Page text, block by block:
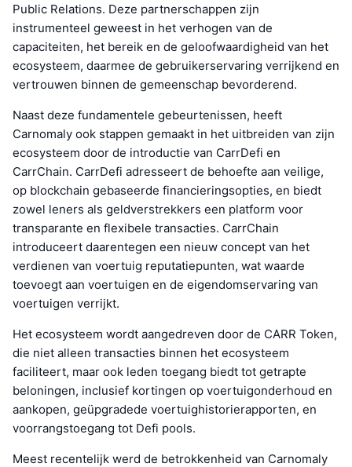
Public Relations. Deze partnerschappen zijn
instrumenteel geweest in het verhogen van de
capaciteiten, het bereik en de geloofwaardigheid van het
ecosysteem, daarmee de gebruikerservaring verrijkend en
vertrouwen binnen de gemeenschap bevorderend.
Naast deze fundamentele gebeurtenissen, heeft
Carnomaly ook stappen gemaakt in het uitbreiden van zijn
ecosysteem door de introductie van CarrDefi en
CarrChain. CarrDefi adresseert de behoefte aan veilige,
op blockchain gebaseerde financieringsopties, en biedt
zowel leners als geldverstrekkers een platform voor
transparante en flexibele transacties. CarrChain
introduceert daarentegen een nieuw concept van het
verdienen van voertuig reputatiepunten, wat waarde
toevoegt aan voertuigen en de eigendomservaring van
voertuigen verrijkt.
Het ecosysteem wordt aangedreven door de CARR Token,
die niet alleen transacties binnen het ecosysteem
faciliteert, maar ook leden toegang biedt tot getrapte
beloningen, inclusief kortingen op voertuigonderhoud en
aankopen, geüpgradede voertuighistorierapporten, en
voorrangstoegang tot Defi pools.
Meest recentelijk werd de betrokkenheid van Carnomaly